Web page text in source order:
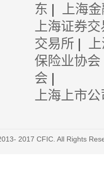
东 | 上海
上海证券交
交易所 |
保险业协会
会 |
上海上市
2017 CFIC. All Rights